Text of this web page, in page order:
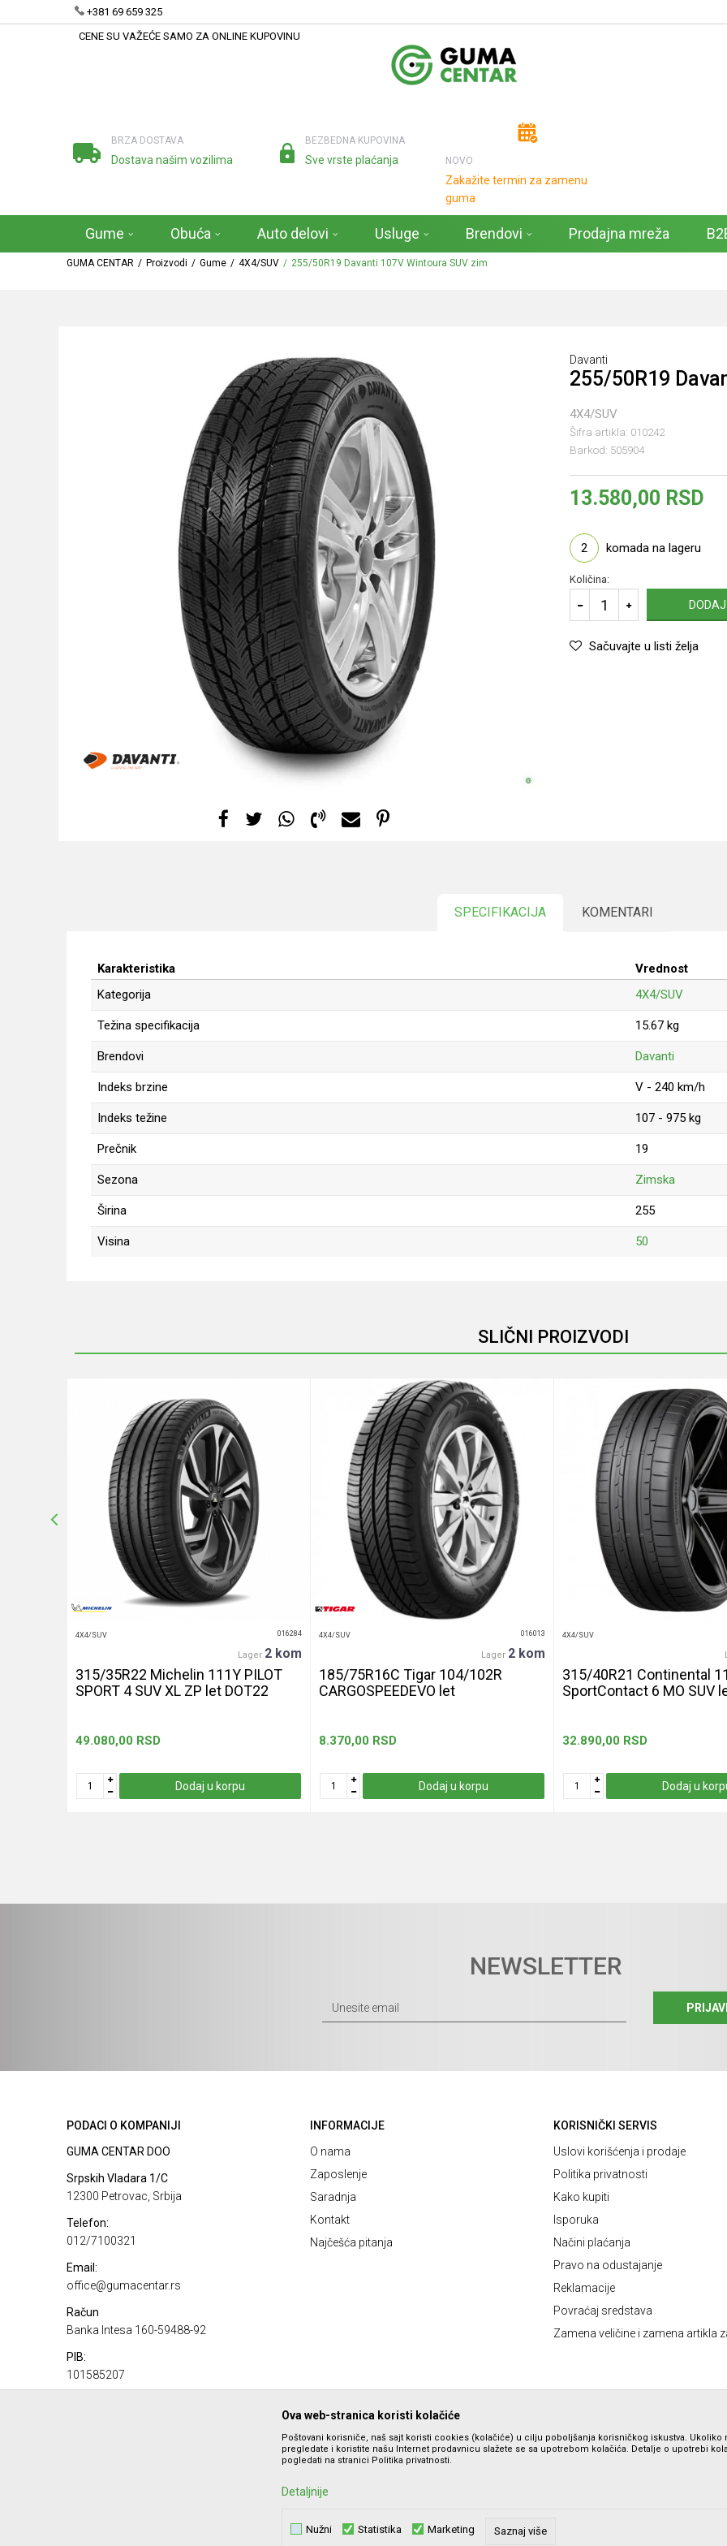
+381 69 659 325
CENE SU VAŽEĆE SAMO ZA ONLINE KUPOVINU
BRZA DOSTAVA
Dostava našim vozilima
BEZBEDNA KUPOVINA
Sve vrste plaćanja NOVO
Zakažite termin za zamenu
guma
Gume Obuća Auto delovi Usluge Brendovi Prodajna mreža
GUMA CENTAR Proizvodi Gume 4X4/SUV 255/50R19 Davanti 107V Wintoura SUV zim
Davanti
255/50R19
4X4/SUV
Šifra artikla: 010242
Barkod: 505904
13.580,00 RSD
2 komada na lageru
Količina:
Sačuvajte u listi želja
SPECIFIKACIJA KOMENTARI
Karakteristika
Vrednost
Kategorija
4X4/SUV
Težina specifikacija 15.67 kg
Brendovi Davanti
Indeks brzine V - 240 km/h
Indeks težine 107 - 975 kg
Prečnik 19
Sezona Zimska
Širina 255
Visina 50
Anti-spam zaštita - izračunajte koliko je 2 + 3 :
POŠALJI
SLIČNI PROIZVODI
4X4/SUV 016284
Lager 2 kom
315/35R22 Michelin 111Y PILOT
SPORT 4 SUV XL ZP let DOT22
49.080,00 RSD
Dodaj u korpu
4X4/SUV 016013
Lager 2 kom
185/75R16C Tigar 104/102R
CARGOSPEEDEVO let
8.370,00 RSD
Dodaj u korpu
4X4/SUV
315/40R21 Continental
SportContact 6 MO SUV
32.890,00 RSD
Dodaj u
NEWSLETTER
PODACI O KOMPANIJI
GUMA CENTAR DOO
Srpskih Vladara 1/C
12300 Petrovac, Srbija
Telefon:
012/7100321
Email:
office@gumacentar.rs
Račun
Banka Intesa 160-59488-92
PIB:
101585207
INFORMACIJE
O nama
Zaposlenje
Saradnja
Kontakt
Najčešća pitanja
KORISNIČKI SERVIS
Uslovi korišćenja i prodaje
Politika privatnosti
Kako kupiti
Isporuka
Načini plaćanja
Pravo na odustajanje
Reklamacije
Povraćaj sredstava
Zamena veličine i zamena artikla
Nastojimo da budemo što precizniji u opisu proizvoda, prikazu slika i samih cena, ali ne možemo garantovati da su sve informacije
ponude i ne podrazumeva da su dostupni u svakom trenutku. Raspoloživost robe možete proveriti pozivom
Ova web-stranica koristi kolačiće
Poštovani korisniče, naš sajt koristi cookies (kolačiće) u cilju poboljšanja korisničkog iskustva. Ukoliko
pregledate i koristite našu Internet prodavnicu slažete se sa upotrebom kolačića. Detalje o upotrebi
pogledati na stranici Politika privatnosti.
Detaljnije
Nužni Statistika Marketing Saznaj više